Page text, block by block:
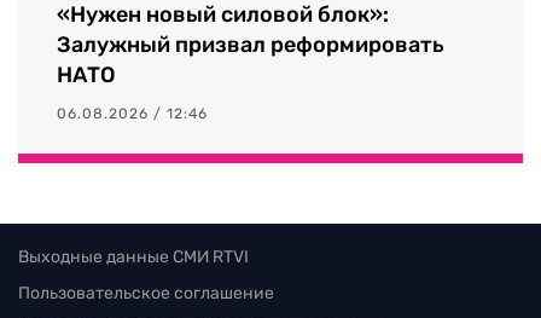
«Нужен новый силовой блок»:
Залужный призвал реформировать
НАТО
06.08.2026 / 12:46
Выходные данные СМИ RTVI
Пользовательское соглашение